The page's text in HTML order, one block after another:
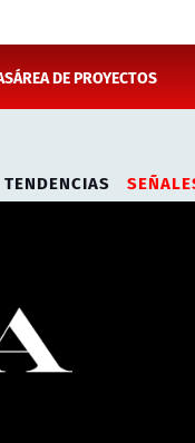
ÁREA DE PROYECTOS